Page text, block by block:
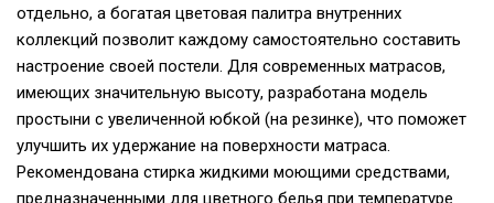
отдельно, а богатая цветовая палитра внутренних
коллекций позволит каждому самостоятельно составить
настроение своей постели. Для современных матрасов,
имеющих значительную высоту, разработана модель
простыни с увеличенной юбкой (на резинке), что поможет
улучшить их удержание на поверхности матраса.
Рекомендована стирка жидкими моющими средствами,
предназначенными для цветного белья при температуре